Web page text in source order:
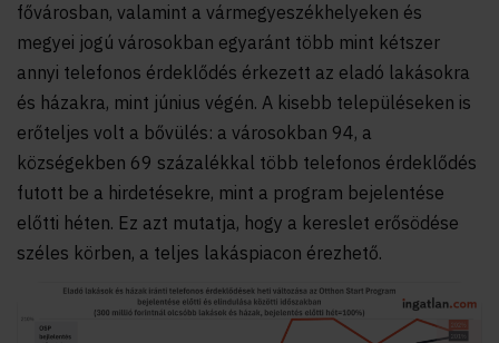
fővárosban, valamint a vármegyeszékhelyeken és
megyei jogú városokban egyaránt több mint kétszer
annyi telefonos érdeklődés érkezett az eladó lakásokra
és házakra, mint június végén. A kisebb településeken is
erőteljes volt a bővülés: a városokban 94, a
községekben 69 százalékkal több telefonos érdeklődés
futott be a hirdetésekre, mint a program bejelentése
előtti héten. Ez azt mutatja, hogy a kereslet erősödése
széles körben, a teljes lakáspiacon érezhető.